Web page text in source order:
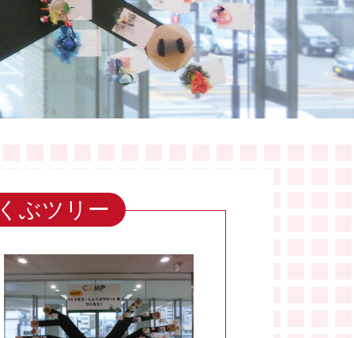
ぶツリー